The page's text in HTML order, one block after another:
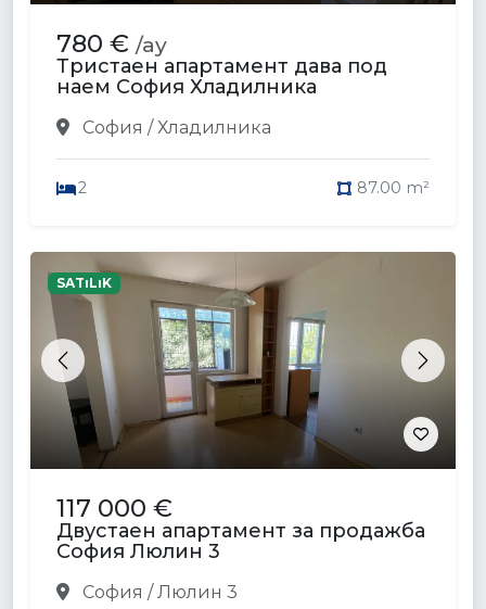
780 € /ay
Тристаен апартамент дава под
наем София Хладилника
София / Хладилника
2 87.00 m²
Previous Next
SATıLıK
117 000 €
Двустаен апартамент за продажба
София Люлин 3
София / Люлин 3